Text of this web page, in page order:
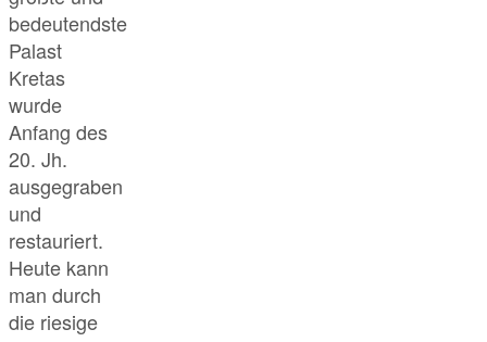
bedeutendste
Palast
Kretas
wurde
Anfang des
20. Jh.
ausgegraben
und
restauriert.
Heute kann
man durch
die riesige